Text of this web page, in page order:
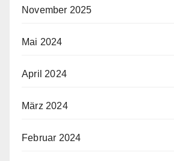
November 2025
Mai 2024
April 2024
März 2024
Februar 2024